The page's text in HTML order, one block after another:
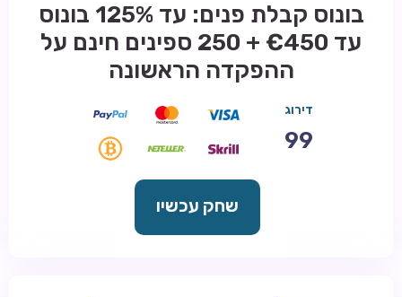
בונוס קבלת פנים: עד 125% בונוס
עד €450 + 250 ספינים חינם על
ההפקדה הראשונה
דירוג
99
שחק עכשיו